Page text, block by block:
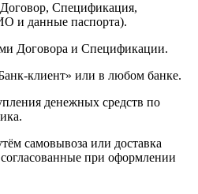
Спецификация,
и данные паспорта).
Договора и Спецификации.
клиент» или в любом банке.
денежных средств по
самовывоза или доставка
при оформлении